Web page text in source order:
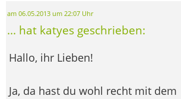
am 06.05.2013 um 22:07 Uhr
... hat katyes geschrieben:
Hallo, ihr Lieben!
Ja, da hast du wohl recht mit dem